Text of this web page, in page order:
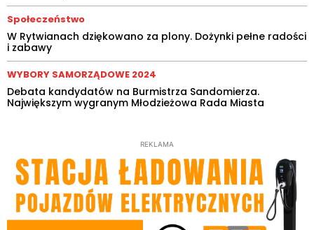
Społeczeństwo
W Rytwianach dziękowano za plony. Dożynki pełne radości
i zabawy
WYBORY SAMORZĄDOWE 2024
Debata kandydatów na Burmistrza Sandomierza.
Największym wygranym Młodzieżowa Rada Miasta
REKLAMA